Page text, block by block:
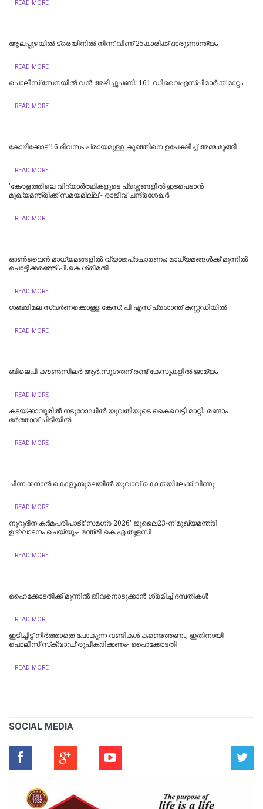
READ MORE
ആലപ്പുഴയിൽ ട്രെയിനില്‍ നിന്ന് വീണ് 25കാരിക്ക് ദാരുണാന്ത്യം
READ MORE
പൊലീസ് സേനയിൽ വൻ അഴിച്ചുപണി; 161 ഡിവൈഎസ്പിമാര്‍ക്ക് മാറ്റം
READ MORE
കോഴിക്കോട് 16 ​ദിവസം പ്രായമുള്ള കുഞ്ഞിനെ ഉപേക്ഷിച്ച് അമ്മ മുങ്ങി
READ MORE
'കേരളത്തിലെ വിദ്യാർത്ഥികളുടെ പ്രശ്നങ്ങളിൽ ഇടപെടാൻ
മുഖ്യമന്ത്രിക്ക് സമയമില്ല'- രാജീവ് ചന്ദ്രശേഖർ
READ MORE
ഓൺലൈൻ മാധ്യമങ്ങളിൽ വ്യാജപ്രചാരണം; മാധ്യമങ്ങൾക്ക് മുന്നിൽ
പൊട്ടിക്കരഞ്ഞ് പി.കെ ശ്രീമതി
READ MORE
ശബരിമല സ്വര്‍ണക്കൊള്ള കേസ്: പി എസ് പ്രശാന്ത് കസ്റ്റഡിയില്‍
READ MORE
ബിജെപി കൗണ്‍സിലര്‍ ആര്‍.സുഗതന് രണ്ട് കേസുകളില്‍ ജാമ്യം
READ MORE
കടയ്ക്കാവൂരിൽ നടുറോഡില്‍ യുവതിയുടെ കൈവെട്ടി മാറ്റി; രണ്ടാം
ഭര്‍ത്താവ് പിടിയിൽ
READ MORE
ചിന്നക്കനാൽ കൊളുക്കുമലയില്‍ യുവാവ് കൊക്കയിലേക്ക് വീണു
READ MORE
നൂറുദിന കർമപരിപാടി:'സമഗ്ര 2026' ജൂലൈ23-ന് മുഖ്യമന്ത്രി
ഉദ്ഘാടനം ചെയ്യും- മന്ത്രി കെ എ തുളസി
READ MORE
ഹൈക്കോടതിക്ക് മുന്നില്‍ ജീവനൊടുക്കാന്‍ ശ്രമിച്ച് ദമ്പതികള്‍
READ MORE
ഇടിച്ചിട്ട് നിര്‍ത്താതെ പോകുന്ന വണ്ടികള്‍ കണ്ടെത്തണം, ഇതിനായി
പൊലീസ് സ്‌ക്വാഡ് രൂപീകരിക്കണം- ഹൈക്കോടതി
READ MORE
SOCIAL MEDIA